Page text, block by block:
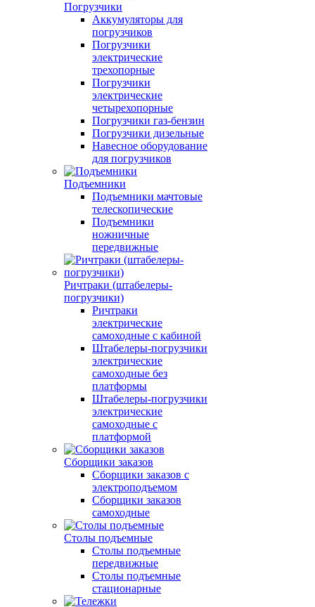
Погрузчики
Аккумуляторы для
погрузчиков
Погрузчики
электрические
трехопорные
Погрузчики
электрические
четырехопорные
Погрузчики газ-бензин
Погрузчики дизельные
Навесное оборудование
для погрузчиков
Подъемники
Подъемники мачтовые
телескопические
Подъемники
ножничные
передвижные
Ричтраки (штабелеры-
погрузчики)
Ричтраки
электрические
самоходные с кабиной
Штабелеры-погрузчики
электрические
самоходные без
платформы
Штабелеры-погрузчики
электрические
самоходные с
платформой
Сборщики заказов
Сборщики заказов с
электроподъемом
Сборщики заказов
самоходные
Столы подъемные
Столы подъемные
передвижные
Столы подъемные
стационарные